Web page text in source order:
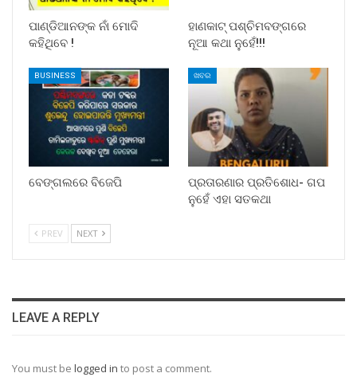
ପାଣ୍ଡିଆନଙ୍କ ନାଁ ମୋଦି
କହିଥିବେ !
ହାଣକାଟ୍‌ ପଶ୍ଚିମବଙ୍ଗରେ
ନୂଆ କଥା ନୁହେଁ!!!
BUSINESS
ବେଙ୍ଗଲରେ ବିଜେପି
ଖବର
ପ୍ରତାରଣାର ପ୍ରତିଶୋଧ- ଗପ
ନୁହେଁ ଏହା ସତକଥା
PREV NEXT
LEAVE A REPLY
You must be logged in to post a comment.